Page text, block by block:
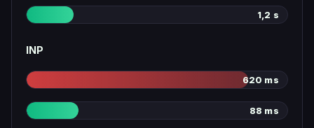
1,2 s
INP
620 ms
88 ms